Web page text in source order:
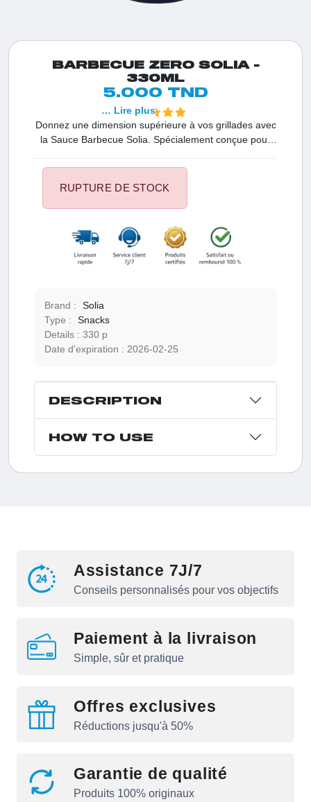
BARBECUE ZERO SOLIA -
330ML
5.000 TND
Donnez une dimension supérieure à vos grillades avec
la Sauce Barbecue Solia. Spécialement conçue pour
sauce offre tout le plaisir du BBQ traditionnel avec 0%
de sucres ajoutés. C'est l'alliée incontournable en
préparations de viandes sans sortir de votre diète.
… Lire plus
RUPTURE DE STOCK
Brand :
Solia
Type :
Snacks
Details :
330 p
Date d'expiration : 2026-02-25
DESCRIPTION
HOW TO USE
Assistance 7J/7
Conseils personnalisés pour vos objectifs
Paiement à la livraison
Simple, sûr et pratique
Offres exclusives
Réductions jusqu'à 50%
Garantie de qualité
Produits 100% originaux